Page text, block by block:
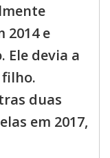
2014 e
Ele devia a
duas
em 2017,